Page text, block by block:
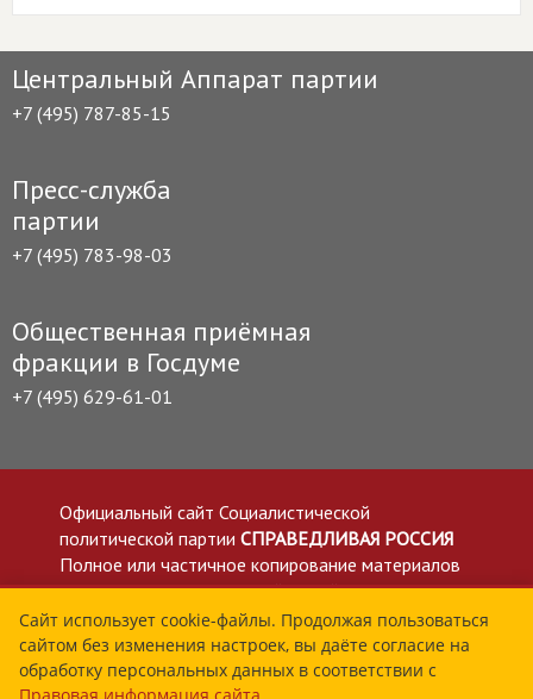
Центральный Аппарат партии
+7 (495) 787-85-15
Пресс-служба
партии
+7 (495) 783-98-03
Общественная приёмная
фракции в Госдуме
+7 (495) 629-61-01
Официальный сайт Социалистической
политической партии СПРАВЕДЛИВАЯ РОССИЯ
Полное или частичное копирование материалов
приветствуется со ссылкой на сайт spravedlivo.ru
Политика в отношении обработки персональных
данных
Все материалы сайта spravedlivo.ru доступны по
Сайт использует cookie-файлы. Продолжая пользоваться
сайтом без изменения настроек, вы даёте согласие на
обработку персональных данных в соответствии с